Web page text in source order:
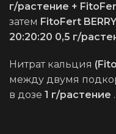
г/растение +
затем FitoFert
20:20:20 0,5 г/
Нитрат кальция
между двумя
в дозе 1 г/растение .